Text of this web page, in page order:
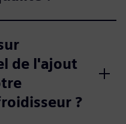
de l'ajout
?